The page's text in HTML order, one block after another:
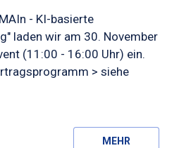
- KI-basierte
laden wir am 30. November
(11:00 - 16:00 Uhr) ein.
> siehe
MEHR